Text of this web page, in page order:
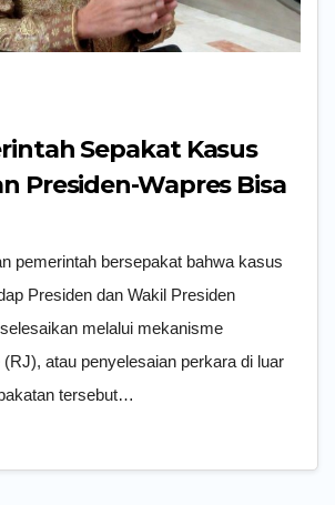
Sepakat Kasus
Presiden-Wapres Bisa
di Luar Pengadilan
pemerintah bersepakat bahwa kasus
Presiden dan Wakil Presiden
melalui mekanisme
atau penyelesaian perkara di luar
tersebut…